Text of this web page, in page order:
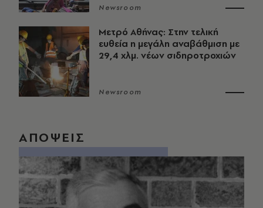
Newsroom
Μετρό Αθήνας: Στην τελική
ευθεία η μεγάλη αναβάθμιση με
29,4 χλμ. νέων σιδηροτροχιών
Newsroom
ΑΠΟΨΕΙΣ